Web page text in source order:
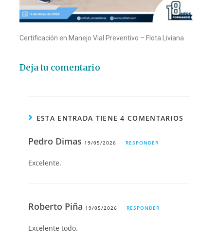
Certificación en Manejo Vial Preventivo – Flota Liviana
Deja tu comentario
ESTA ENTRADA TIENE 4 COMENTARIOS
Pedro Dimas 19/05/2026 RESPONDER
Excelente.
Roberto Piña 19/05/2026 RESPONDER
Excelente todo.